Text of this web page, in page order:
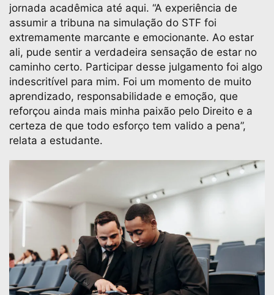
jornada acadêmica até aqui. “A experiência de
assumir a tribuna na simulação do STF foi
extremamente marcante e emocionante. Ao estar
ali, pude sentir a verdadeira sensação de estar no
caminho certo. Participar desse julgamento foi algo
indescritível para mim. Foi um momento de muito
aprendizado, responsabilidade e emoção, que
reforçou ainda mais minha paixão pelo Direito e a
certeza de que todo esforço tem valido a pena”,
relata a estudante.